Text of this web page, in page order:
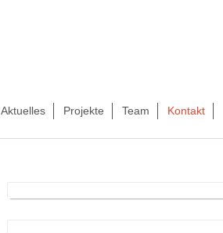
Aktuelles Projekte Team Kontakt